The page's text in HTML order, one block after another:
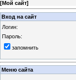
[Мой сайт]
Вход на сайт
Логин:
Пароль:
запомнить
Меню сайта